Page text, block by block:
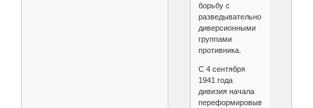
борьбу с
разведывательно-
диверсионными
группами
противника.
С 4 сентября
1941 года
дивизия начала
переформировываться